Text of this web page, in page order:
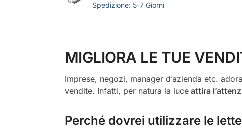
Spedizione: 5-7 Giorni
MIGLIORA LE TUE
Imprese, negozi, manager d’azienda etc.
vendite. Infatti, per natura la luceattira
Perché dovrei utilizzare le